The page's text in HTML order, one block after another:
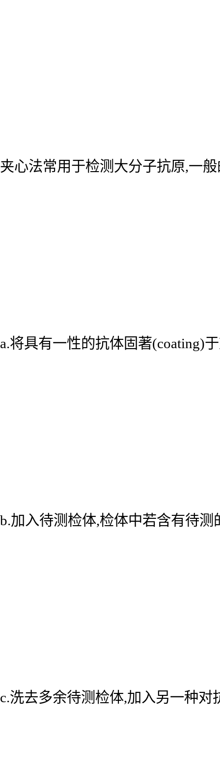
夹心法常用于检测大分子抗原,一
a.将具有一性的抗体固著(coating)
b.加入待测检体,检体中若含有待
c.洗去多余待测检体,加入另一种